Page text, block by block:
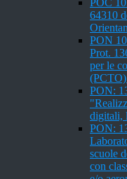
POC
64310
PON
Prot.
per le
(PCTO)
PON:
digitali,
PON:
scuole
con